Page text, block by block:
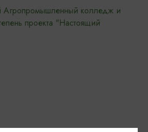
Агропромышленный колледж и
проекта "Настоящий